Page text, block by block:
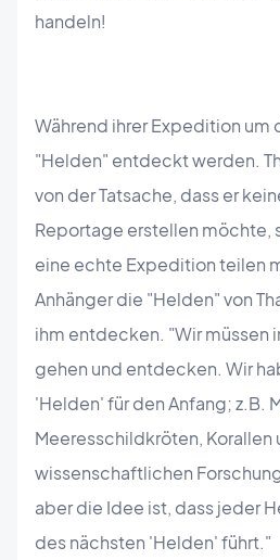
handeln!
Während ihrer Expedition um
"Helden" entdeckt werden.
von der Tatsache, dass er
Reportage erstellen möchte,
eine echte Expedition teilen
Anhänger die "Helden" von
ihm entdecken. "Wir müssen
gehen und entdecken. Wir
'Helden' für den Anfang; z.B.
Meeresschildkröten, Korallen
wissenschaftlichen
aber die Idee ist, dass jeder
des nächsten 'Helden' führt."